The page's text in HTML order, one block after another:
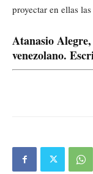
proyectar en ellas
Atanasio
venezolano.